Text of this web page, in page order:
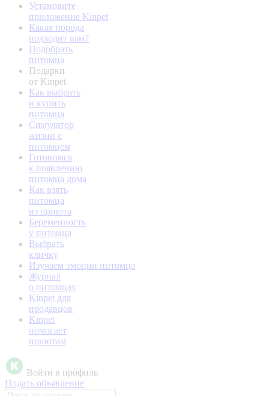
Установите
приложение Kinpet
Какая порода
подходит вам?
Подобрать
питомца
Подарки
от Kinpet
Как выбрать
и купить
питомца
Симулятор
жизни с
питомцем
Готовимся
к появлению
питомца дома
Как взять
питомца
из приюта
Беременность
у питомца
Выбрать
кличку
Изучаем эмоции питомца
Журнал
о питомцах
Kinpet для
продавцов
Kinpet
помогает
приютам
Войти в профиль
Подать объявление